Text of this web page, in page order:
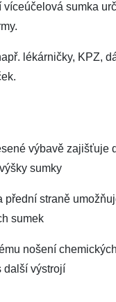
sumka
lékárničky, KPZ,
výbavě zajišťuje
sumky
přední straně
sumek
nošení
další výstrojí